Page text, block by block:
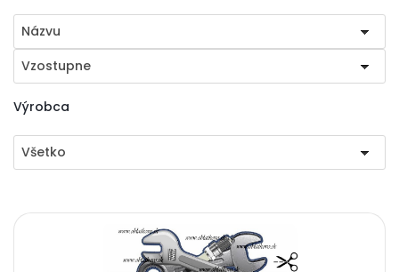
Názvu
Vzostupne
Výrobca
Všetko